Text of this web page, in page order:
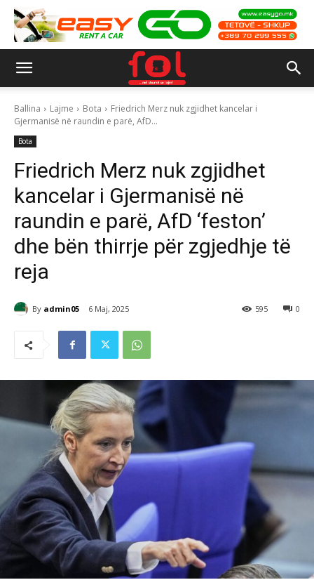
Ballina Lajme Bota
Friedrich Merz nuk zgjidhet kancelar i
Gjermanisë në raundin e parë, AfD...
Bota
Friedrich Merz nuk zgjidhet
kancelar i Gjermanisë në
raundin e parë, AfD ‘feston’
dhe bën thirrje për zgjedhje të
reja
By admin05 6 Maj, 2025 0
595